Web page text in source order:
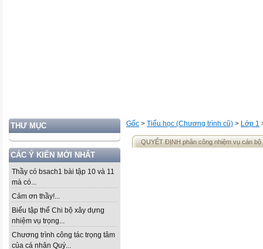
THƯ MỤC
CÁC Ý KIẾN MỚI NHẤT
Thầy có bsach1 bài tập 10 và 11
mà có...
Cảm ơn thầy!...
Biểu tập thể Chi bộ xây dựng
nhiệm vụ trọng...
Chương trình công tác trọng tâm
của cá nhân Quý...
Gốc > Tiểu học (Chương trình cũ) > Lớp 1
QUYẾT ĐỊNH phân công nhiệm vụ cán